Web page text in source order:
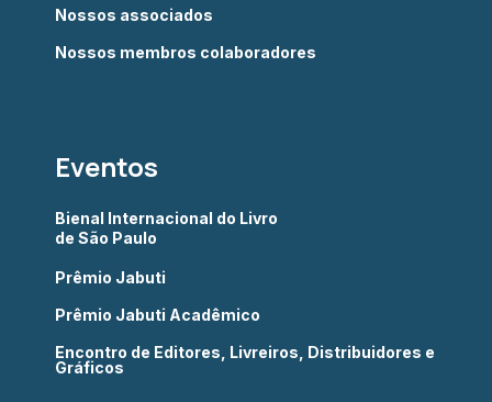
Nossos associados
Nossos membros colaboradores
Eventos
Bienal Internacional do Livro
de São Paulo
Prêmio Jabuti
Prêmio Jabuti Acadêmico
Encontro de Editores, Livreiros, Distribuidores e
Gráficos